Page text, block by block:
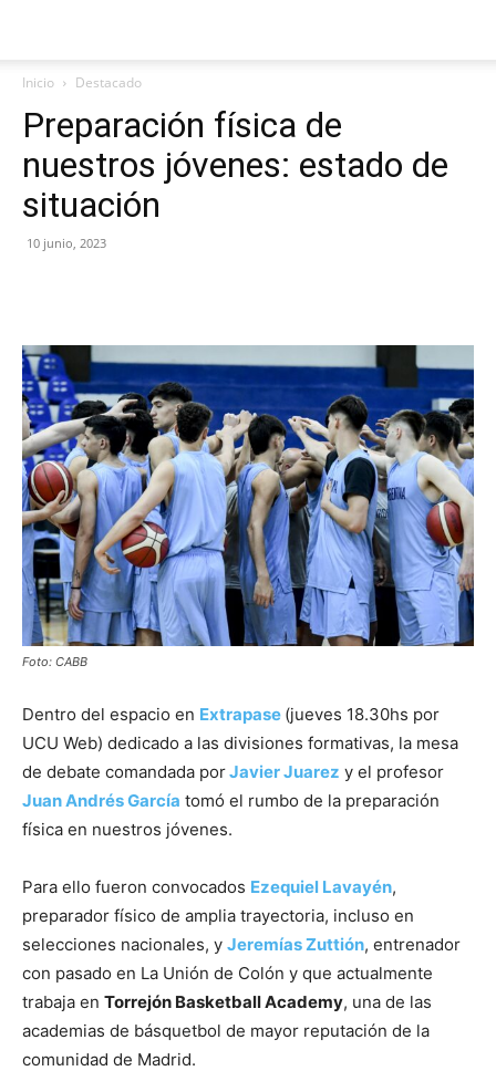
Inicio Destacado
Preparación física de
nuestros jóvenes: estado de
situación
10 junio, 2023
Foto: CABB
Dentro del espacio en Extrapase (jueves 18.30hs por
UCU Web) dedicado a las divisiones formativas, la mesa
de debate comandada porJavier Juarez y el profesor
Juan Andrés García tomó el rumbo de la preparación
física en nuestros jóvenes.
Para ello fueron convocados Ezequiel Lavayén,
preparador físico de amplia trayectoria, incluso en
selecciones nacionales, y Jeremías Zuttión, entrenador
con pasado en La Unión de Colón y que actualmente
trabaja en Torrejón Basketball Academy, una de las
academias de básquetbol de mayor reputación de la
comunidad de Madrid.